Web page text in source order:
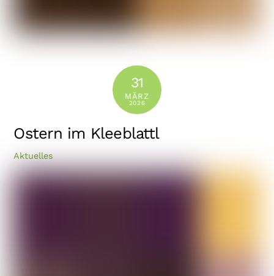
31
MÄRZ
2026
Ostern im Kleeblattl
Aktuelles